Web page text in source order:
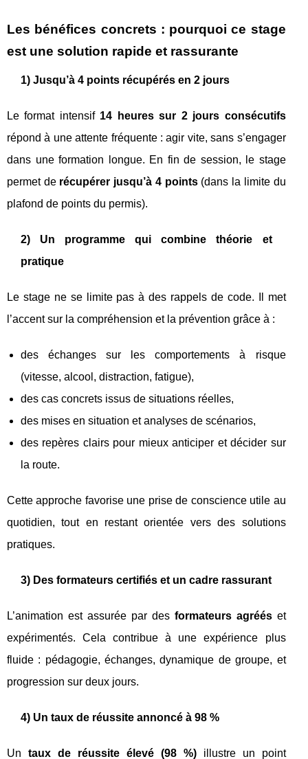
Les bénéfices concrets : pourquoi ce stage
est une solution rapide et rassurante
1) Jusqu’à 4 points récupérés en 2 jours
Le format intensif 14 heures sur 2 jours consécutifs
répond à une attente fréquente : agir vite, sans s’engager
dans une formation longue. En fin de session, le stage
permet de récupérer jusqu’à 4 points(dans la limite du
plafond de points du permis).
2) Un programme qui combine théorie et
pratique
Le stage ne se limite pas à des rappels de code. Il met
l’accent sur la compréhension et la prévention grâce à :
des échanges sur les comportements à risque
(vitesse, alcool, distraction, fatigue),
des cas concrets issus de situations réelles,
des mises en situation et analyses de scénarios,
des repères clairs pour mieux anticiper et décider sur
la route.
Cette approche favorise une prise de conscience utile au
quotidien, tout en restant orientée vers des solutions
pratiques.
3) Des formateurs certifiés et un cadre rassurant
L’animation est assurée par des formateurs agrééset
expérimentés. Cela contribue à une expérience plus
fluide : pédagogie, échanges, dynamique de groupe, et
progression sur deux jours.
4) Un taux de réussite annoncé à 98 %
Un taux de réussite élevé (98 %)illustre un point